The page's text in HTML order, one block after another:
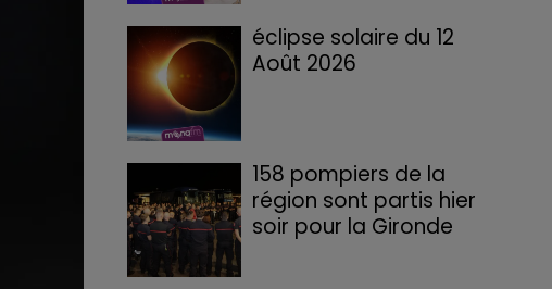
éclipse solaire du 12
Août 2026
158 pompiers de la
région sont partis hier
soir pour la Gironde